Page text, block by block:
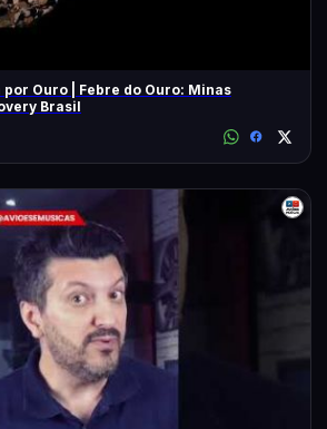
por Ouro | Febre do Ouro: Minas
Brasil